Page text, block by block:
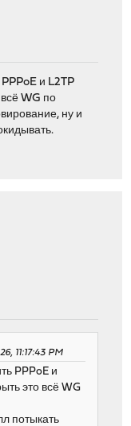
и L2TP
всё WG по
ну и
11:17:43 PM
PPPoE и
это всё WG
потыкать